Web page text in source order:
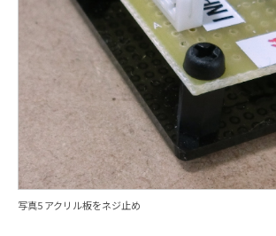
写真5 アクリル板をネジ止め